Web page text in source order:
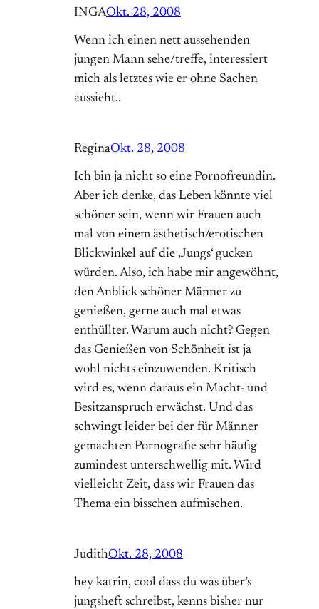
INGAOkt. 28, 2008
Wenn ich einen nett aussehenden
jungen Mann sehe/treffe, interessiert
mich als letztes wie er ohne Sachen
aussieht..
ReginaOkt. 28, 2008
Ich bin ja nicht so eine Pornofreundin.
Aber ich denke, das Leben könnte viel
schöner sein, wenn wir Frauen auch
mal von einem ästhetisch/erotischen
Blickwinkel auf die ‚Jungs‘ gucken
würden. Also, ich habe mir angewöhnt,
den Anblick schöner Männer zu
genießen, gerne auch mal etwas
enthüllter. Warum auch nicht? Gegen
das Genießen von Schönheit ist ja
wohl nichts einzuwenden. Kritisch
wird es, wenn daraus ein Macht- und
Besitzanspruch erwächst. Und das
schwingt leider bei der für Männer
gemachten Pornografie sehr häufig
zumindest unterschwellig mit. Wird
vielleicht Zeit, dass wir Frauen das
Thema ein bisschen aufmischen.
JudithOkt. 28, 2008
hey katrin, cool dass du was über’s
jungsheft schreibst, kenns bisher nur